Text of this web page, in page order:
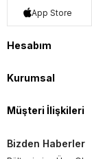
App Store
Hesabım
Kurumsal
Müşteri İlişkileri
Bizden Haberler